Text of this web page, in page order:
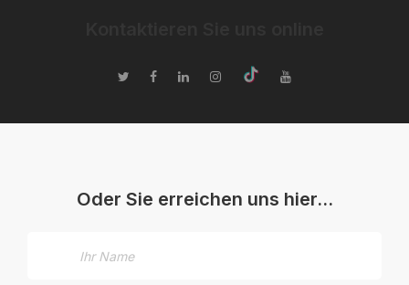
Oder Sie erreichen uns hier…